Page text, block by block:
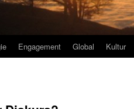
Engagement Global Kultur